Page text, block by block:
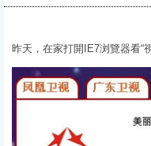
昨天，在家打開IE7浏覽器看“